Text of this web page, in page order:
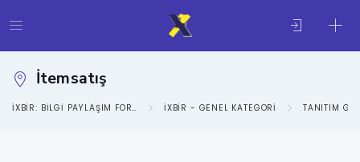
İtemsatış
IXBIR: BILGI PAYLAŞIM FORUMU IXBIR - GENEL KATEGORI TANITIM